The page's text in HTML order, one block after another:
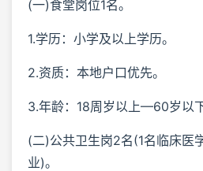
(一)食堂岗位1名。
1.学历：小学及以上学历。
2.资质：本地户口优先。
3.年龄：18周岁以上—60岁以下
(二)公共卫生岗2名(1名临床医
业)。